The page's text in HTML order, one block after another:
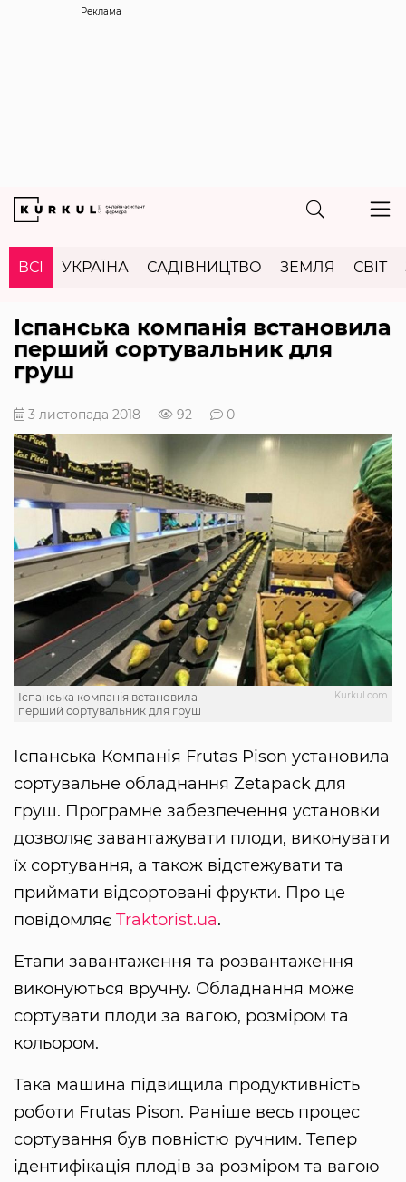
Реклама
ВСІ УКРАЇНА САДІВНИЦТВО ЗЕМЛЯ СВІТ
Іспанська компанія встановила
перший сортувальник для
груш
3 листопада 2018 92 0
Kurkul.com
Іспанська компанія встановила
перший сортувальник для груш
Іспанська Компанія Frutas Pison установила
сортувальне обладнання Zetapack для
груш. Програмне забезпечення установки
дозволяє завантажувати плоди, виконувати
їх сортування, а також відстежувати та
приймати відсортовані фрукти. Про це
повідомляє Traktorist.ua.
Етапи завантаження та розвантаження
виконуються вручну. Обладнання може
сортувати плоди за вагою, розміром та
кольором.
Така машина підвищила продуктивність
роботи Frutas Pison. Раніше весь процес
сортування був повністю ручним. Тепер
ідентифікація плодів за розміром та вагою